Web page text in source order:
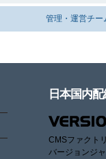
管理・運営チー
日本国内
CMSファクト
バージョンジ